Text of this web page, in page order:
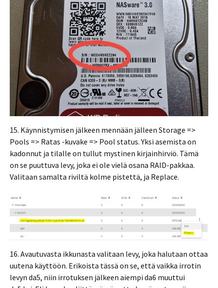
15. Käynnistymisen jälkeen mennään jälleen Storage =>
Pools => Ratas -kuvake => Pool status. Yksi asemista on
kadonnut ja tilalle on tullut mystinen kirjainhirviö. Tämä
on se puuttuva levy, joka ei ole vielä osana RAID-pakkaa.
Valitaan samalta riviltä kolme pistettä, ja Replace.
16. Avautuvasta ikkunasta valitaan levy, joka halutaan ottaa
uutena käyttöön. Erikoista tässä on se, että vaikka irrotin
levyn da5, niin irrotuksen jälkeen aiempi da6 muuttui